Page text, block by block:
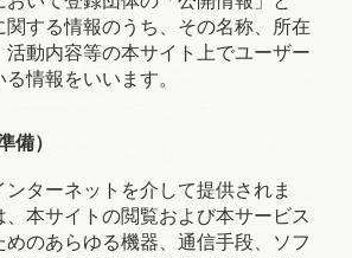
関する情報のうち、その名称、所在
活動内容等の本サイト上でユーザー
情報をいいます。
備）
ターネットを介して提供されま
、本サイトの閲覧および本サービス
めのあらゆる機器、通信手段、ソフ